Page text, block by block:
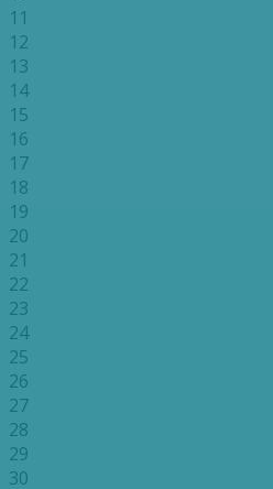
11
12
13
14
15
16
17
18
19
20
21
22
23
24
25
26
27
28
29
30